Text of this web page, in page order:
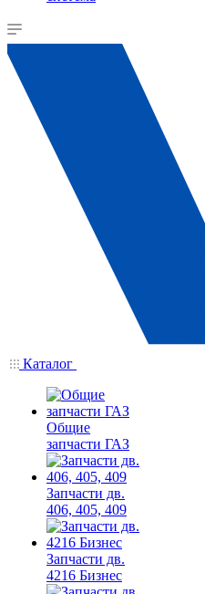
Каталог
Общие
запчасти ГАЗ
Запчасти дв.
406, 405, 409
Запчасти дв.
4216 Бизнес